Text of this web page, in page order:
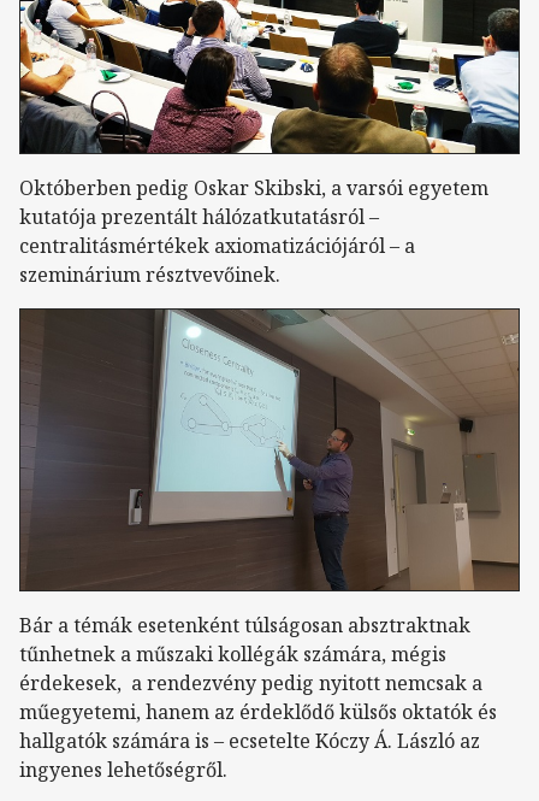
Októberben pedig Oskar Skibski, a varsói egyetem
kutatója prezentált hálózatkutatásról –
centralitásmértékek axiomatizációjáról – a
szeminárium résztvevőinek.
Bár a témák esetenként túlságosan absztraktnak
tűnhetnek a műszaki kollégák számára, mégis
érdekesek, a rendezvény pedig nyitott nemcsak a
műegyetemi, hanem az érdeklődő külsős oktatók és
hallgatók számára is – ecsetelte Kóczy Á. László az
ingyenes lehetőségről.